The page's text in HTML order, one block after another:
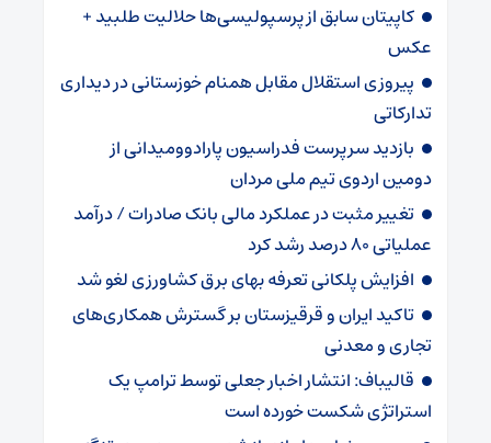
کاپیتان سابق از پرسپولیسی‌ها حلالیت طلبید +
عکس
پیروزی استقلال مقابل همنام خوزستانی در دیداری
تدارکاتی
بازدید سرپرست فدراسیون پارادوومیدانی از
دومین اردوی تیم ملی مردان
تغییر مثبت در عملکرد مالی بانک صادرات / درآمد
عملیاتی ۸۰ درصد رشد کرد
افزایش پلکانی تعرفه بهای برق کشاورزی لغو شد
تاکید ایران و قرقیزستان بر گسترش همکاری‌های
تجاری و معدنی
قالیباف: انتشار اخبار جعلی توسط ترامپ یک
استراتژی شکست خورده است